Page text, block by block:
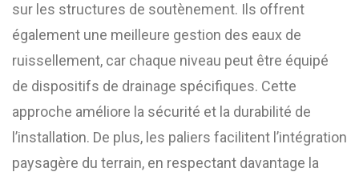
sur les structures de soutènement. Ils offrent
également une meilleure gestion des eaux de
ruissellement, car chaque niveau peut être équipé
de dispositifs de drainage spécifiques. Cette
approche améliore la sécurité et la durabilité de
l’installation. De plus, les paliers facilitent l’intégration
paysagère du terrain, en respectant davantage la